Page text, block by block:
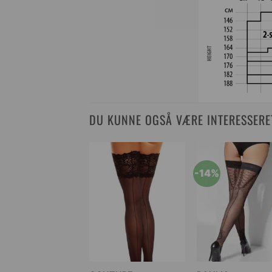
DU KUNNE OGSÅ VÆRE
-14%